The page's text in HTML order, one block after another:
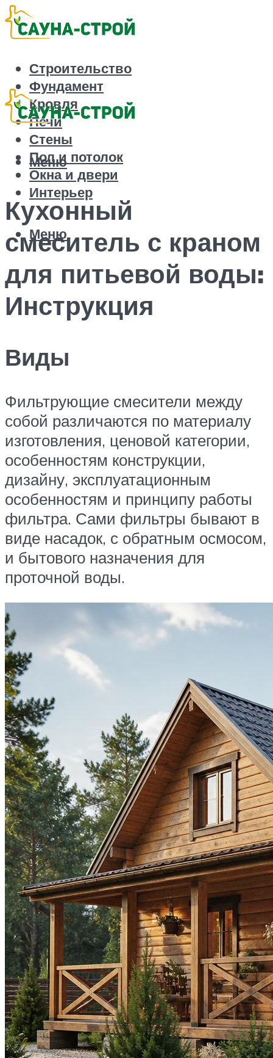
Строительство
Фундамент
Кровля
Печи
Стены
Пол и потолок
Окна и двери
Интерьер
Меню
Меню
Кухонный
смеситель с краном
для питьевой воды:
Инструкция
Виды
Фильтрующие смесители между
собой различаются по материалу
изготовления, ценовой категории,
особенностям конструкции,
дизайну, эксплуатационным
особенностям и принципу работы
фильтра. Сами фильтры бывают в
виде насадок, с обратным осмосом,
и бытового назначения для
проточной воды.